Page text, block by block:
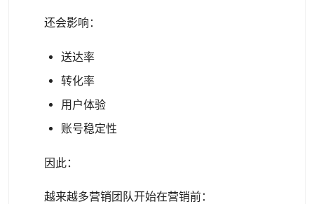
还会影响：
送达率
转化率
用户体验
账号稳定性
因此：
越来越多营销团队开始在营销前：